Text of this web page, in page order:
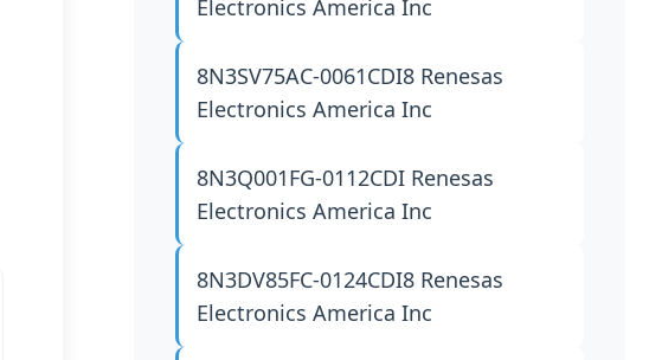
Electronics America Inc
8N3SV75AC-0061CDI8 Renesas
Electronics America Inc
8N3Q001FG-0112CDI Renesas
Electronics America Inc
8N3DV85FC-0124CDI8 Renesas
Electronics America Inc